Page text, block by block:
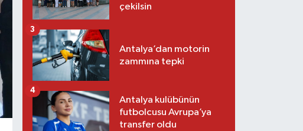
çekilsin
Antalya’dan motorin
zammına tepki
3
Antalya kulübünün
futbolcusu Avrupa’ya
transfer oldu
4